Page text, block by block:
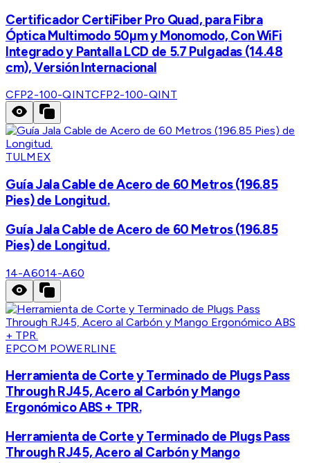
Certificador CertiFiber Pro Quad, para Fibra
Óptica Multimodo 50µm y Monomodo, Con WiFi
Integrado y Pantalla LCD de 5.7 Pulgadas (14.48
cm), Versión Internacional
CFP2-100-QINTCFP2-100-QINT
TULMEX
Guía Jala Cable de Acero de 60 Metros (196.85
Pies) de Longitud.
Guía Jala Cable de Acero de 60 Metros (196.85
Pies) de Longitud.
14-A6014-A60
EPCOM POWERLINE
Herramienta de Corte y Terminado de Plugs Pass
Through RJ45, Acero al Carbón y Mango
Ergonómico ABS + TPR.
Herramienta de Corte y Terminado de Plugs Pass
Through RJ45, Acero al Carbón y Mango